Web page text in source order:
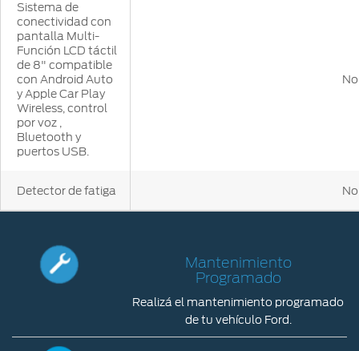
Sistema de
conectividad con
pantalla Multi-
Función LCD táctil
de 8" compatible
con Android Auto
y Apple Car Play
Wireless, control
por voz ,
Bluetooth y
puertos USB.
No
Detector de fatiga No
Mantenimiento
Programado
Realizá el mantenimiento programado
de tu vehículo Ford.